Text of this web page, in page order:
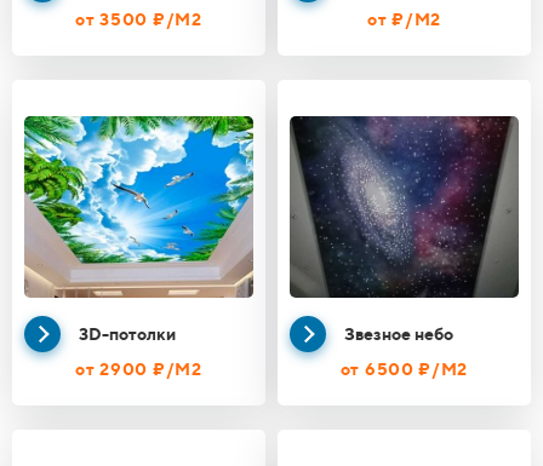
от 3500 ₽/М2
от ₽/М2
3D-потолки
от 2900 ₽/М2
Звезное небо
от 6500 ₽/М2